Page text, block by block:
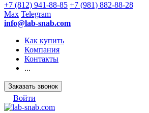
+7 (812) 941-88-85 +7 (981) 882-88-28
Max Telegram
info@lab-snab.com
Как купить
Компания
Контакты
...
Заказать звонок
Войти